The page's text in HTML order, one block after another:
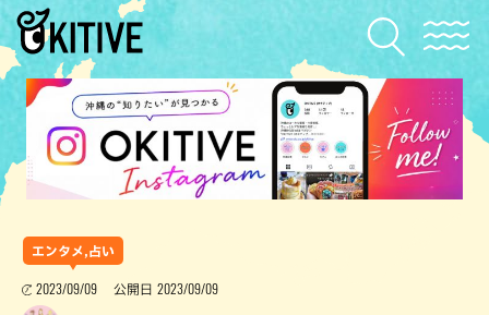
エンタメ,占い
2023/09/09 公開日 2023/09/09